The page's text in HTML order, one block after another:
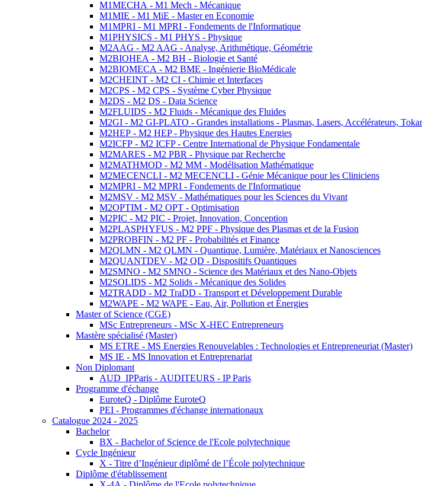
M1MECHA - M1 Mech - Mécanique
M1MIE - M1 MiE - Master en Economie
M1MPRI - M1 MPRI - Fondements de l'Informatique
M1PHYSICS - M1 PHYS - Physique
M2AAG - M2 AAG - Analyse, Arithmétique, Géométrie
M2BIOHEA - M2 BH - Biologie et Santé
M2BIOMECA - M2 BME - Ingénierie BioMédicale
M2CHEINT - M2 CI - Chimie et Interfaces
M2CPS - M2 CPS - Système Cyber Physique
M2DS - M2 DS - Data Science
M2FLUIDS - M2 Fluids - Mécanique des Fluides
M2GI - M2 GI-PLATO - Grandes installations - Plasmas, Lasers, Accélérateurs,
M2HEP - M2 HEP - Physique des Hautes Energies
M2ICFP - M2 ICFP - Centre International de Physique Fondamentale
M2MARES - M2 PBR - Physique par Recherche
M2MATHMOD - M2 MM - Modélisation Mathématique
M2MECENCLI - M2 MECENCLI - Génie Mécanique pour les Cliniciens
M2MPRI - M2 MPRI - Fondements de l'Informatique
M2MSV - M2 MSV - Mathématiques pour les Sciences du Vivant
M2OPTIM - M2 OPT - Optimisation
M2PIC - M2 PIC - Projet, Innovation, Conception
M2PLASPHYFUS - M2 PPF - Physique des Plasmas et de la Fusion
M2PROBFIN - M2 PF - Probabilités et Finance
M2QLMN - M2 QLMN - Quantique, Lumière, Matériaux et Nanosciences
M2QUANTDEV - M2 QD - Dispositifs Quantiques
M2SMNO - M2 SMNO - Science des Matériaux et des Nano-Objets
M2SOLIDS - M2 Solids - Mécanique des Solides
M2TRADD - M2 TraDD - Transport et Développement Durable
M2WAPE - M2 WAPE - Eau, Air, Pollution et Énergies
Master of Science (CGE)
MSc Entrepreneurs - MSc X-HEC Entrepreneurs
Mastère spécialisé (Master)
MS ETRE - MS Energies Renouvelables : Technologies et Entrepreneuriat (Master)
MS IE - MS Innovation et Entreprenariat
Non Diplomant
AUD_IPParis - AUDITEURS - IP Paris
Programme d'échange
EuroteQ - Diplôme EuroteQ
PEI - Programmes d'échange internationaux
Catalogue 2024 - 2025
Bachelor
BX - Bachelor of Science de l'Ecole polytechnique
Cycle Ingénieur
X - Titre d’Ingénieur diplômé de l’École polytechnique
Diplôme d'établissement